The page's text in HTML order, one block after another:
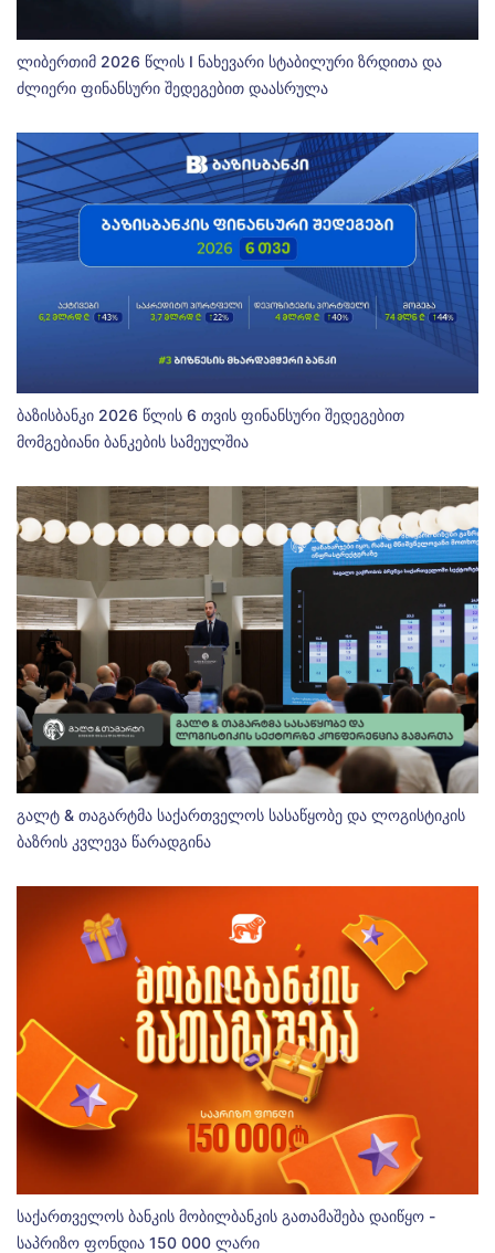
ლიბერთიმ 2026 წლის I ნახევარი სტაბილური ზრდითა და
ძლიერი ფინანსური შედეგებით დაასრულა
ბაზისბანკი 2026 წლის 6 თვის ფინანსური შედეგებით
მომგებიანი ბანკების სამეულშია
გალტ & თაგარტმა საქართველოს სასაწყობე და ლოგისტიკის
ბაზრის კვლევა წარადგინა
საქართველოს ბანკის მობილბანკის გათამაშება დაიწყო -
საპრიზო ფონდია 150 000 ლარი